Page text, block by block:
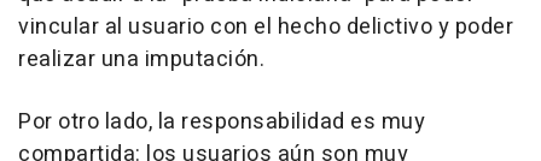
vincular al usuario con el hecho delictivo y poder
realizar una imputación.
Por otro lado, la responsabilidad es muy
compartida: los usuarios aún son muy